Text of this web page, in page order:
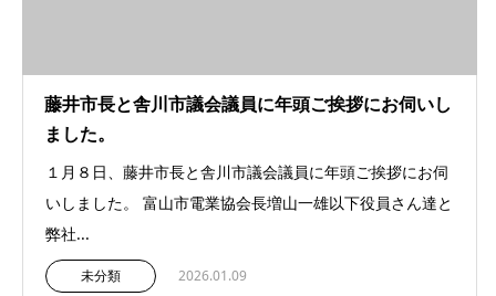
藤井市長と舎川市議会議員に年頭ご挨拶にお伺いし
ました。
１月８日、藤井市長と舎川市議会議員に年頭ご挨拶にお伺
いしました。 富山市電業協会長増山一雄以下役員さん達と
弊社...
未分類 2026.01.09